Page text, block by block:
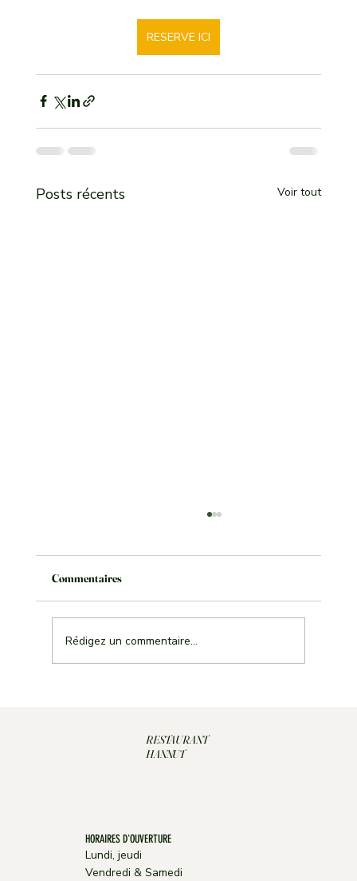
RESERVE ICI
Posts récents Voir tout
Commentaires
Rédigez un commentaire...
RESTAURANT
HANNUT
HORAIRES D'OUVERTURE
Lundi, jeudi
Vendredi & Samedi